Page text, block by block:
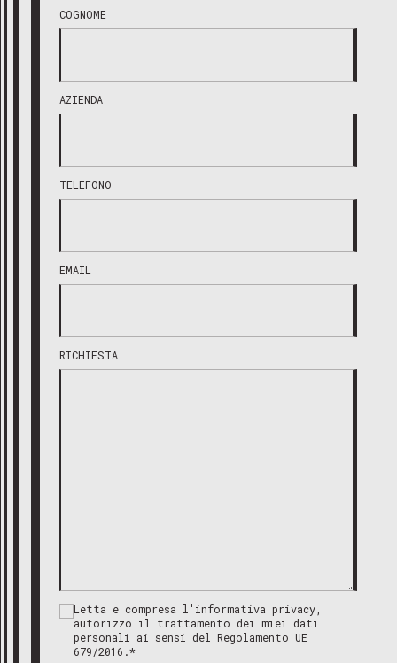
COGNOME
AZIENDA
TELEFONO
EMAIL
RICHIESTA
Letta e compresa l'informativa privacy,
autorizzo il trattamento dei miei dati
personali ai sensi del Regolamento UE
679/2016.*